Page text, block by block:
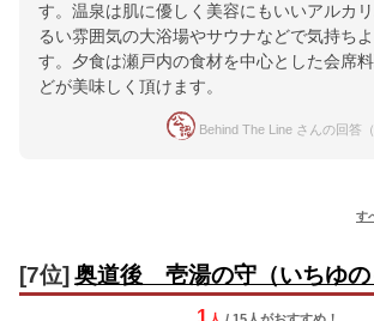
す。温泉は肌に優しく美容にもいいアルカ
るい雰囲気の大浴場やサウナなどで気持ち
す。夕食は瀬戸内の食材を中心とした会席
どが美味しく頂けます。
Behind The Line さんの回答
す
[7位] 奥道後 壱湯の守（いちゆの